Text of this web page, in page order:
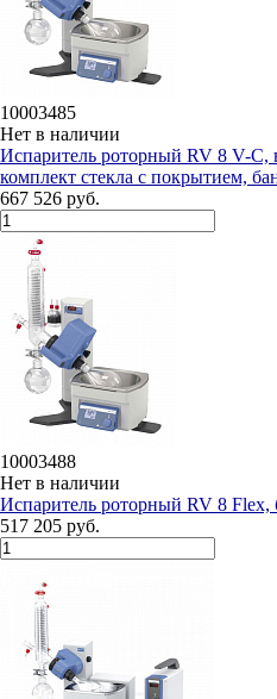
10003485
Нет в наличии
Испаритель роторный RV 8 V-C,
комплект стекла c покрытием,
667 526 руб.
10003488
Нет в наличии
Испаритель роторный RV 8 Flex,
517 205 руб.